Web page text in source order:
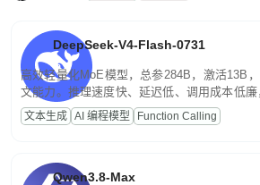
DeepSeek-V4-Flash-0731
高效轻量化MoE模型，总参284B，激活13B
文能力。推理速度快、延迟低、调用成本低
高并发、轻量化任务，适合日常对话、内容创
文案处理等普惠刚需场景。
文本生成 AI 编程模型 Function Calling
Qwen3.8-Max